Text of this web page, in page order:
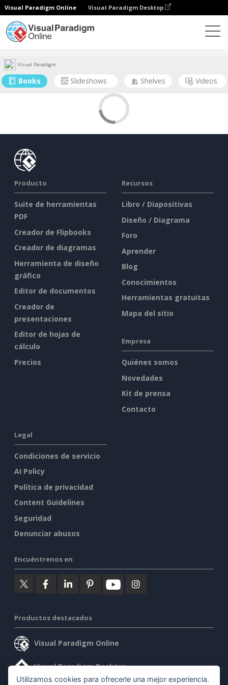
Visual Paradigm Online Visual Paradigm Desktop
Visual Paradigm
Books Slideshows Shelves Videos
Producto
Suite de herramientas
PDF
Creador de Flipbooks
Creador de diagramas
Herramienta de diseño
gráfico
Editor de documentos
Creador de
presentaciones
Editor de hojas de
cálculo
Precios
Recursos
Libro / Diapositivas
Diseño / Diagrama
Foro
Aprender
Blog
Conocimientos
Herramientas gratuitas
Mapa del sitio
Empresa
Quiénes somos
Novedades
Kit de prensa
Contacto
Legal
Condiciones de servicio
AI Policy
Política de privacidad
Content Guidelines
Seguridad
Denunciar abusos
Encuéntrenos en
Productos destacados
Visual Paradigm Online
Visual Paradigm Desktop
Utilizamos cookies para ofrecerle una mejor experiencia.